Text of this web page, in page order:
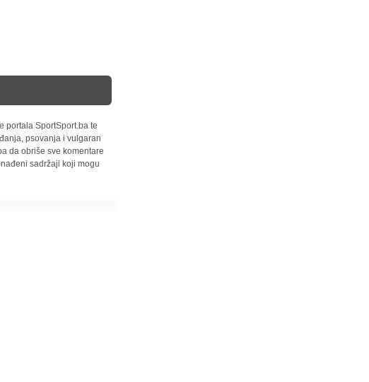
portala SportSport.ba te
psovanja i vulgaran
da obriše sve komentare
sadržaji koji mogu